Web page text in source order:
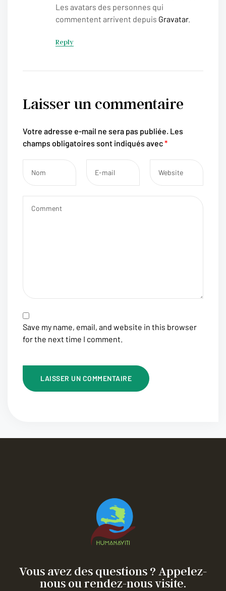
Laisser un commentaire
Votre adresse e-mail ne sera pas publiée. Les
champs obligatoires sont indiqués avec*
Save my name, email, and website in this browser
for the next time I comment.
Les avatars des personnes qui
commentent arrivent depuis Gravatar.
Reply
Vous avez des questions ? Appelez-
nous ou rendez-nous visite.